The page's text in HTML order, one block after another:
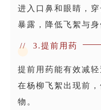
进入口鼻和眼睛，
暴露，降低飞絮与身
// 3.提前用药
提前用药能有效减
在杨柳飞絮出现前
物。